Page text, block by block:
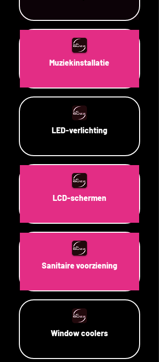
Muziekinstallatie
LED-verlichting
LCD-schermen
Sanitaire voorziening
Window coolers